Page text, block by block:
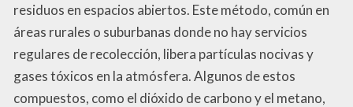
residuos en espacios abiertos. Este método, común en
áreas rurales o suburbanas donde no hay servicios
regulares de recolección, libera partículas nocivas y
gases tóxicos en la atmósfera. Algunos de estos
compuestos, como el dióxido de carbono y el metano,